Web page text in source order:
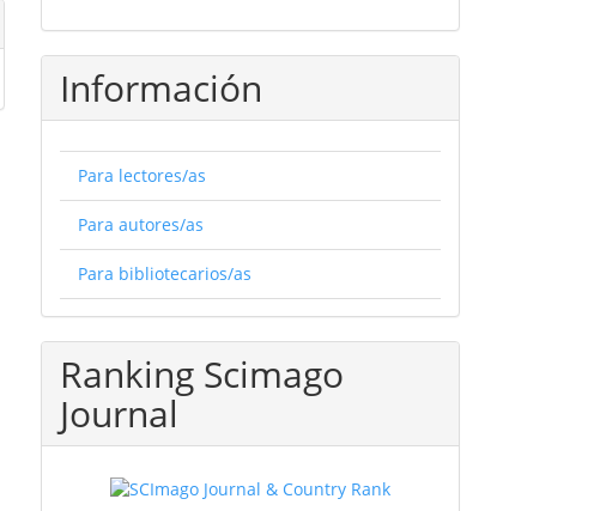
Información
Para lectores/as
Para autores/as
Para bibliotecarios/as
Ranking Scimago
Journal